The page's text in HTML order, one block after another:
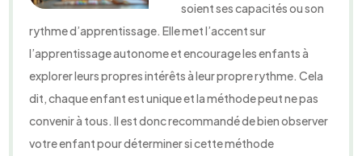
soient ses capacités ou son
rythme d’apprentissage. Elle met l’accent sur
l’apprentissage autonome et encourage les enfants à
explorer leurs propres intérêts à leur propre rythme. Cela
dit, chaque enfant est unique et la méthode peut ne pas
convenir à tous. Il est donc recommandé de bien observer
votre enfant pour déterminer si cette méthode